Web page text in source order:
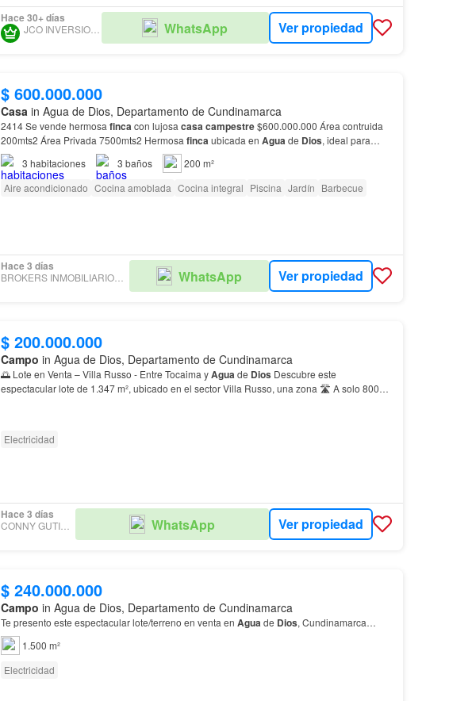
Hace 30+ días
JCO INVERSIONES S.A.S WhatsApp Ver propiedad
$ 600.000.000
Casa in Agua de Dios, Departamento de Cundinamarca
2414 Se vende hermosa fincacon lujosa casa campestre$600.000.000 Área contruida
200mts2 Área Privada 7500mts2 Hermosa fincaubicada en Aguade Dios, ideal para
descanso,vivienda campestre proyecto de ecoturismo.…
3 habitaciones 3 baños
200 m²
Aire acondicionado Cocina amoblada Cocina integral Piscina Jardín Barbecue
Hace 3 días
BROKERS INMOBILIARIOS LP - NEW DEAL WhatsApp Ver propiedad
$ 200.000.000
Campo in Agua de Dios, Departamento de Cundinamarca
🌅 Lote en Venta – Villa Russo - Entre Tocaima yAguade Dios Descubre este
espectacular lote de 1.347 m², ubicado en el sector Villa Russo, una zona 🛣️ A solo 800
Electricidad
Hace 3 días
CONNY GUTIÉRREZ WhatsApp Ver propiedad
$ 240.000.000
Campo in Agua de Dios, Departamento de Cundinamarca
Te presento este espectacular lote/terreno en venta en Aguade Dios, Cundinamarca…
1.500 m²
Electricidad